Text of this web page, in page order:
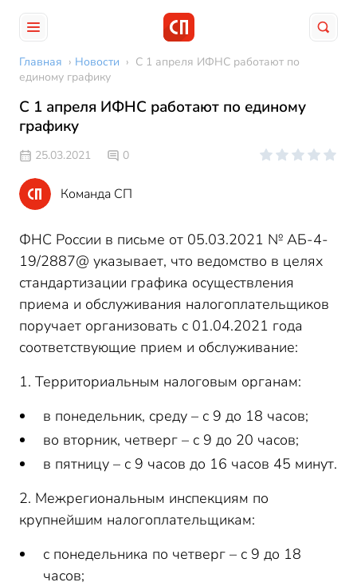
Главная › Новости › С 1 апреля ИФНС работают по
единому графику
С 1 апреля ИФНС работают по единому
графику
25.03.2021 0
Команда СП
ФНС России в письме от 05.03.2021 № АБ-4-
19/2887@ указывает, что ведомство в целях
стандартизации графика осуществления
приема и обслуживания налогоплательщиков
поручает организовать с 01.04.2021 года
соответствующие прием и обслуживание:
1. Территориальным налоговым органам:
в понедельник, среду – с 9 до 18 часов;
во вторник, четверг – с 9 до 20 часов;
в пятницу – с 9 часов до 16 часов 45 минут.
2. Межрегиональным инспекциям по
крупнейшим налогоплательщикам:
с понедельника по четверг – с 9 до 18
часов;